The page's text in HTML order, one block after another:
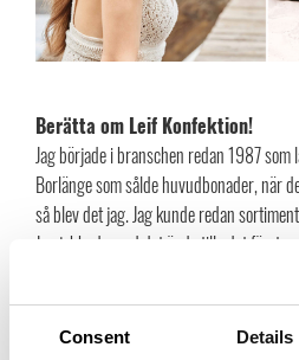
Consent Details
Berätta om Leif Konfektion!
Jag började i branschen redan 1987
Borlänge som sålde huvudbonader, när
så blev det jag. Jag kunde redan
Jag jobbade med det ända tills det
nästa steg och det blev
för att år 2004 starta eget. Kunderna
dem till vad som då blev, och fortfarande